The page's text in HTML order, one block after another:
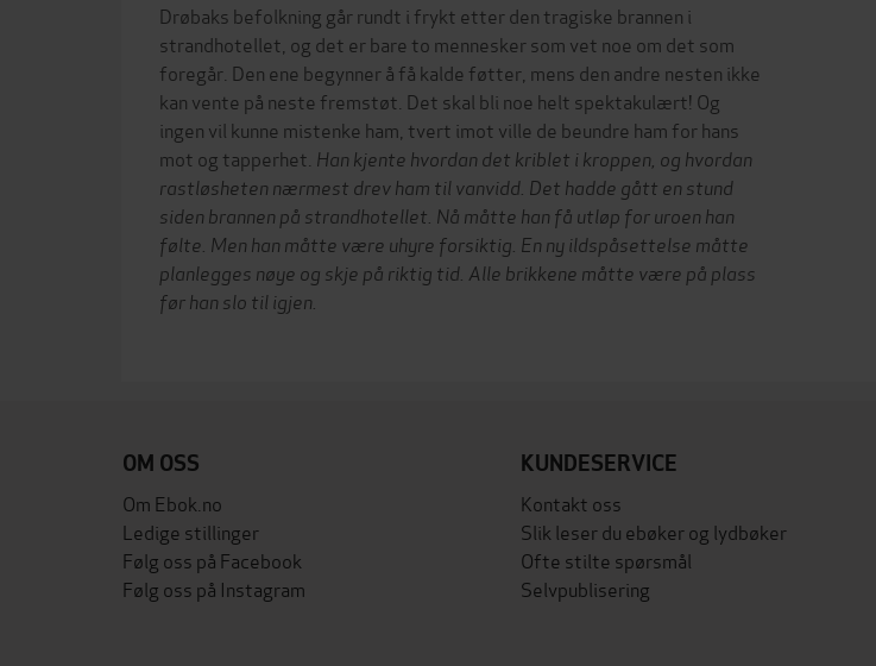
Drøbaks befolkning går rundt i frykt etter den tragiske brannen i
strandhotellet, og det er bare to mennesker som vet noe om det som
foregår. Den ene begynner å få kalde føtter, mens den andre nesten ikke
kan vente på neste fremstøt. Det skal bli noe helt spektakulært! Og
ingen vil kunne mistenke ham, tvert imot ville de beundre ham for hans
mot og tapperhet. Han kjente hvordan det kriblet i kroppen, og hvordan
rastløsheten nærmest drev ham til vanvidd. Det hadde gått en stund
siden brannen på strandhotellet. Nå måtte han få utløp for uroen han
følte. Men han måtte være uhyre forsiktig. En ny ildspåsettelse måtte
planlegges nøye og skje på riktig tid. Alle brikkene måtte være på plass
før han slo til igjen.
OM OSS
Om Ebok.no
Ledige stillinger
Følg oss på Facebook
Følg oss på Instagram
KUNDESERVICE
Kontakt oss
Slik leser du ebøker og lydbøker
Ofte stilte spørsmål
Selvpublisering